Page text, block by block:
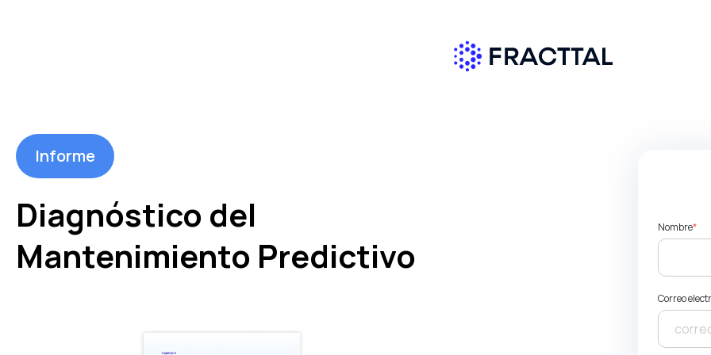
Informe
Diagnóstico del
Mantenimiento Predictivo
Nombre*
Correo